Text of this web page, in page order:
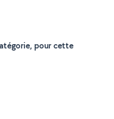
pour cette